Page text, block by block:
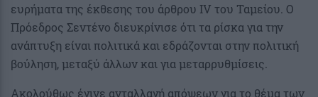
ευρήματα της έκθεσης του άρθρου ΙV του Ταμείου. Ο
Πρόεδρος Σεντένο διευκρίνισε ότι τα ρίσκα για την
ανάπτυξη είναι πολιτικά και εδράζονται στην πολιτική
βούληση, μεταξύ άλλων και για μεταρρυθμίσεις.
Ακολούθως έγινε ανταλλαγή απόψεων για το θέμα των